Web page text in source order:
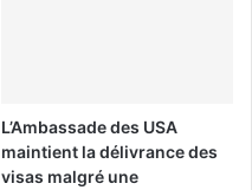
L’Ambassade des USA
maintient la délivrance des
visas malgré une